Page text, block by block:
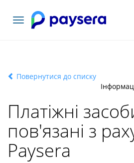
Переключити
навігацію
Повернутися до списку
Платіжні
пов'язані з
Paysera